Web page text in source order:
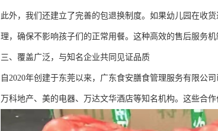
此外，我们还建立了完善的包退换制度。如果幼儿园在收
理，确保不影响孩子们的正常用餐。这种高效的售后服务
三、覆盖广泛，与知名企业共同见证品质
自2020年创建于东莞以来，广东食安膳食管理服务有限公
万科地产、美的电器、万达文华酒店等知名机构。这些合